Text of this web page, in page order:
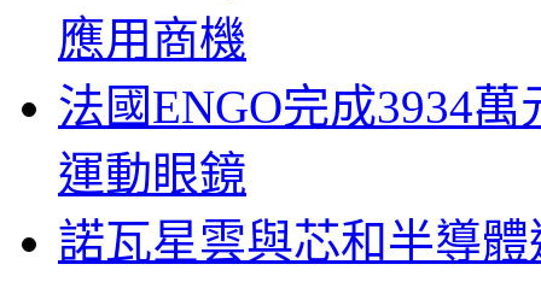
應用商機
法國ENGO完成3934
運動眼鏡
諾瓦星雲與芯和半導